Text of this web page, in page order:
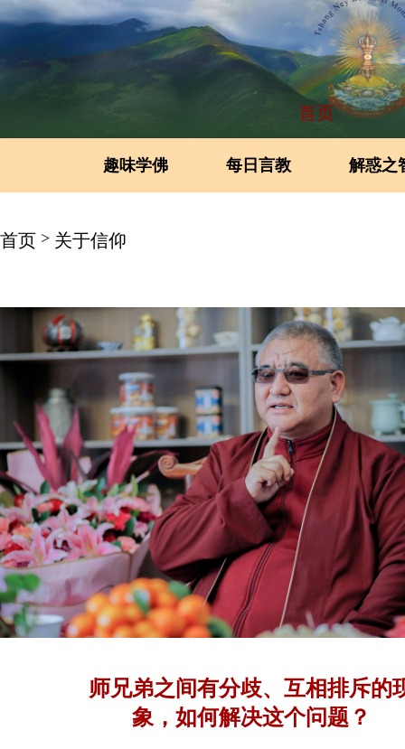
首页
趣味学佛 每日言教 解惑之
首页 > 关于信仰
师兄弟之间有分歧、互相排斥的
象，如何解决这个问题？